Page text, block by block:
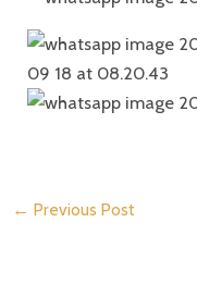
← Previous Post